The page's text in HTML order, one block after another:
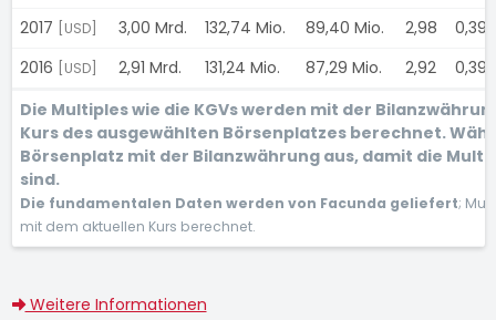
2017
[USD] 3,00 Mrd. 132,74 Mio. 89,40 Mio. 2,98
2016
[USD] 2,91 Mrd. 131,24 Mio. 87,29 Mio. 2,92
Die Multiples wie die KGVs werden mit der
Kurs des ausgewählten Börsenplatzes berechnet.
Börsenplatz mit der Bilanzwährung aus, damit die
sind.
Die fundamentalen Daten werden von Facunda geliefert;
mit dem aktuellen Kurs berechnet.
Weitere Informationen